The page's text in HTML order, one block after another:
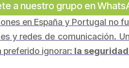
a nuestro grupo en
en España y Portugal no
y redes de comunicación.
preferido ignorar: la